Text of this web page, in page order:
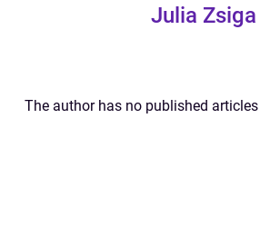
Julia Zsiga
The author has no published